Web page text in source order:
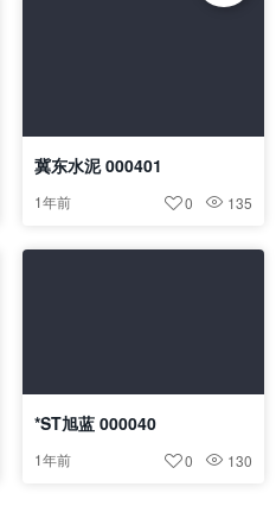
冀东水泥 000401
1年前 135
0
*ST旭蓝 000040
1年前 130
0